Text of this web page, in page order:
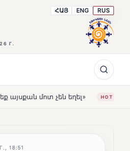
Г.
ՀԱՅ ENG RUS
եղել» HOT Լեռնահովիտի
18:51